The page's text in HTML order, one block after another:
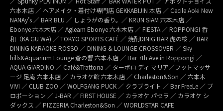
六本木店 ／ ヘアメイク・着付け専門店 GEKKABIJIN 本店 ／ Cecile Aoki New
NANAy’s ／ BAR BLU ／ しょうがの香り。／ KRUN SIAM 六本木店 ／
Ebonye 六本木店 ／ Agleam Ebonye 六本木店 ／ FIESTA ／ ROPPONGI 香
和（KA GU WA) ／ TOKYO SPORTS CAFÉ ／ 焼酎DINIG BAR 虎の桜 ／ BAR
DINING KARAOKE ROSSO ／ DINING & LOUNGE CROSSOVER ／ Sky
hills&Aquarium Lounge 蒼の響 六本木店 ／ Bar 7th Ave.in Roppongi ／
AQUA GIARDINO ／ Café&Trattoria ／ ターボロ ディ マリア／フットマッサ
ージ 足庵 六本木店 ／ カラオケ館 六本木店 ／ Charleston&Son ／ 六本木
VIVI ／ CLUB ZOO ／ WOLFGANG PUCK ／ クラブライト ／ Bar FreeLe ／ プ
ロポーション ／ J-BAR ／ FIRST HOUSE ／ カラオケ パセラ ／ カラオケ シ
ダックス ／ PIZZERIA Charleston&Son ／ WORLDSTAR CAFE